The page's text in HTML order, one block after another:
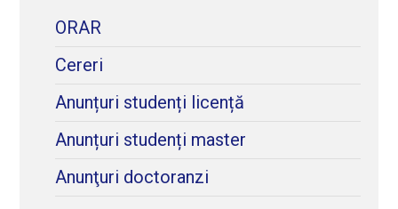
ORAR
Cereri
Anunțuri studenți licență
Anunțuri studenți master
Anunţuri doctoranzi